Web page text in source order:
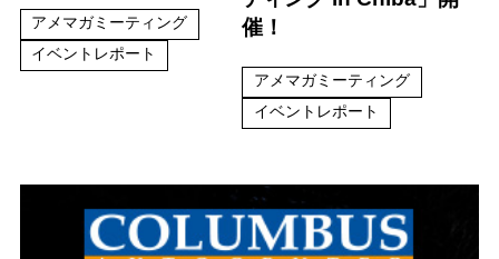
アメマガミーティング
イベントレポート
催！
アメマガミーティング
イベントレポート